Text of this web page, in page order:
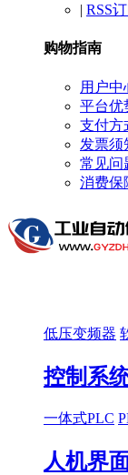
| RSS
购物指南
用户中
平台优
支付方
发票须
常见问
消费保
低压变频器
控制系
一体式PLC
人机界面